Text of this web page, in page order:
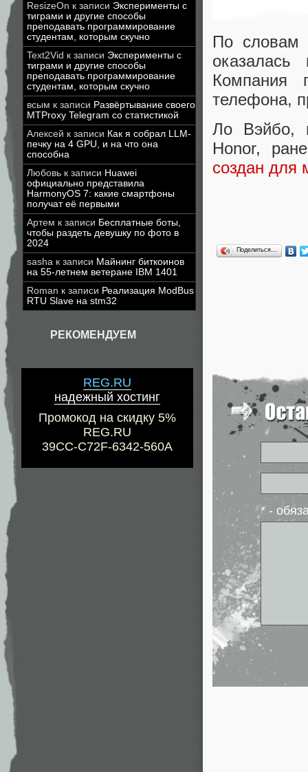
ResizeOn к записи Эксперименты с
тиграми и другие способы
преподавать программирование
студентам, которым скучно
Text2Vid к записи Эксперименты с
тиграми и другие способы
преподавать программирование
студентам, которым скучно
всым к записи Развёртывание своего
MTProxy Telegram со статистикой
Алексей к записи Как я собрал LLM-
печку на 4 GPU, и на что она
способна
Любовь к записи Huawei
официально представила
HarmonyOS 7: какие смартфоны
получат её первыми
Артем к записи Бесплатные боты,
чтобы раздеть девушку по фото в
2024
sasha к записи Майнинг биткоинов
на 55-летнем ветеране IBM 1401
Roman к записи Реализация ModBus
RTU Slave на stm32
РЕКОМЕНДУЕМ
REG.RU
надежный хостинг
Промокод на скидку 5%
REG.RU
39CC-C72F-6342-560A
По словам
Компания
телефона,
Ло Вэйбо,
Honor,
создан для
Поделиться…
* -